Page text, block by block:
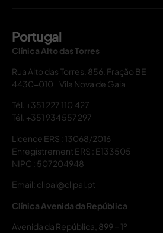
Portugal
Clínica Alto das Torres
Rua Alto das Torres, 856, Fração BE
4430-010 Vila Nova de Gaia
Tél. +351 227 110 427
Tél. +351 934 557 297
Licence ERS : 13068/2016
Enregistrement ERS : E133505
NIPC : 507204948
Email: clipal@clipal.pt
Clínica Avenida da República
Avenida da República, 899 – 1º